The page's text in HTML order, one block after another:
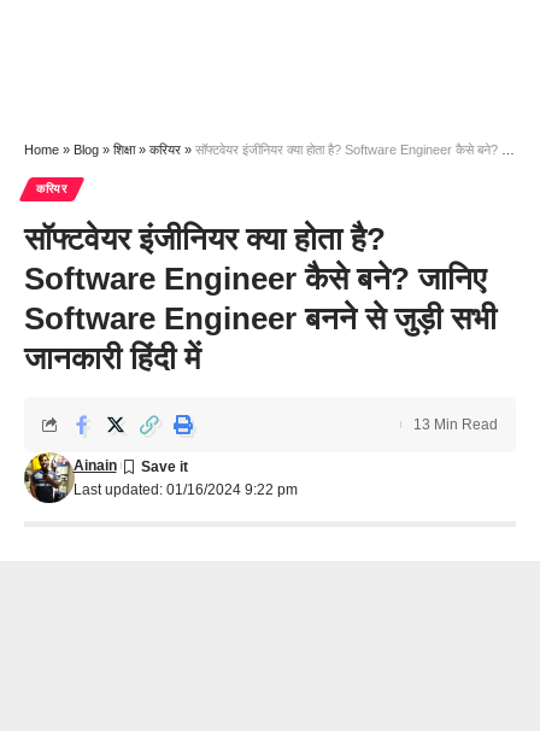
Home » Blog » शिक्षा» करियर » सॉफ्टवेयर इंजीनियर क्या होता है? Software Engineer कैसे बने? जानिए Software Engineer बनने से जुड़ी सभी जानकारी हिंदी में
करियर
सॉफ्टवेयर इंजीनियर क्या होता है?
Software Engineer कैसे बने? जानिए
Software Engineer बनने से जुड़ी सभी
जानकारी हिंदी में
Last updated: 01/16/2024 9:22 pm
Ainain
13 Min Read